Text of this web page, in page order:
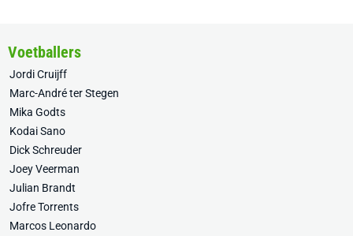
Voetballers
Jordi Cruijff
Marc-André ter Stegen
Mika Godts
Kodai Sano
Dick Schreuder
Joey Veerman
Julian Brandt
Jofre Torrents
Marcos Leonardo